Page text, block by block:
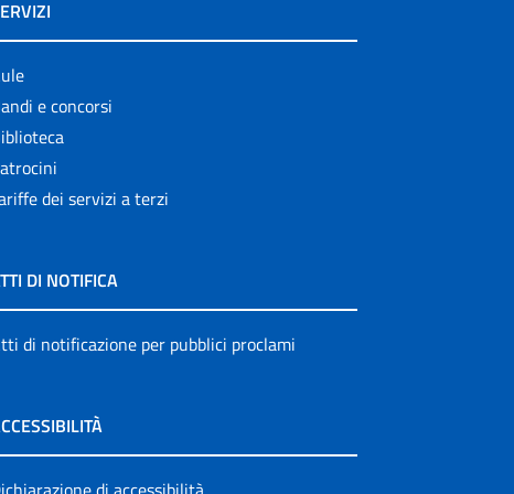
e concorsi
dei servizi a terzi
DI NOTIFICA
di notificazione per pubblici proclami